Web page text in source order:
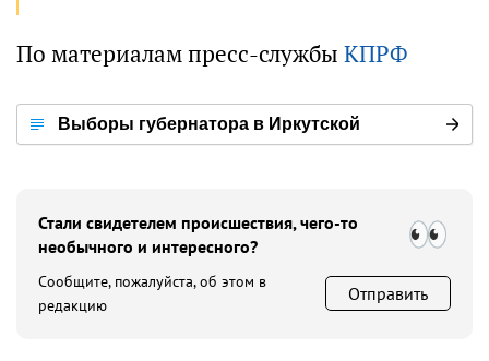
По материалам пресс-службы КПРФ
Выборы губернатора в Иркутской
Стали свидетелем происшествия, чего-то
необычного и интересного?
Сообщите, пожалуйста, об этом в
редакцию
Отправить